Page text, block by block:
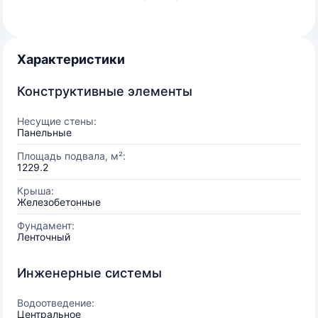
Характеристики
Конструктивные элементы
Несущие стены:
Панельные
Площадь подвала, м²:
1229.2
Крыша:
Железобетонные
Фундамент:
Ленточный
Инженерные системы
Водоотведение:
Центральное